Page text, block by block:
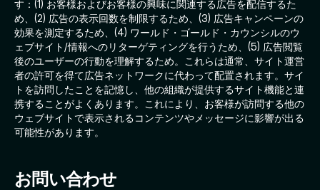
す：(1) お客様およびお客様の興味に関連する広告を配信するた
め、(2) 広告の表示回数を制限するため、(3) 広告キャンペーンの
効果を測定するため、(4) ワールド・ゴールド・カウンシルのウ
ェブサイト/情報へのリターゲティングを行うため、(5) 広告閲覧
後のユーザーの行動を理解するため。これらは通常、サイト運営
者の許可を得て広告ネットワークに代わって配置されます。サイ
トを訪問したことを記憶し、他の組織が提供するサイト機能と連
携することがよくあります。これにより、お客様が訪問する他の
ウェブサイトで表示されるコンテンツやメッセージに影響が出る
可能性があります。
お問い合わせ